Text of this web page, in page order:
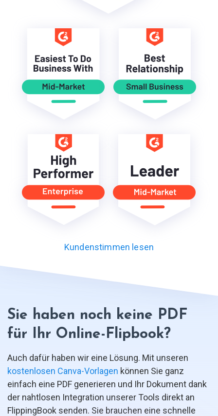
Kundenstimmen lesen
Sie haben noch keine PDF
für Ihr Online-Flipbook?
Auch dafür haben wir eine Lösung. Mit unseren
kostenlosen Canva-Vorlagen können Sie ganz
einfach eine PDF generieren und Ihr Dokument dank
der nahtlosen Integration unserer Tools direkt an
FlippingBook senden. Sie brauchen eine schnelle